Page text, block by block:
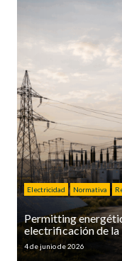
Electricidad Normativa
Permitting
electrificación de la
4 de junio de 2026